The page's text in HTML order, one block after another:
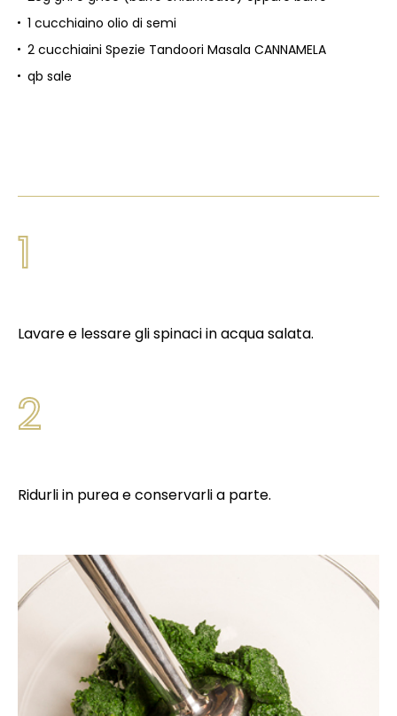
1 cucchiaino olio di semi
2 cucchiaini Spezie Tandoori Masala CANNAMELA
qb sale
1
Lavare e lessare gli spinaci in acqua salata.
2
Ridurli in purea e conservarli a parte.